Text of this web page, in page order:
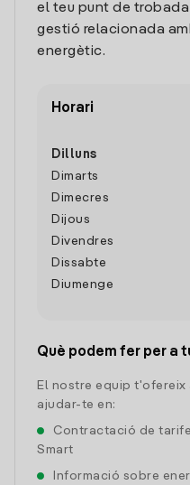
el teu punt de
gestió relacionada
energètic.
Horari
Dilluns
Dimarts
Dimecres
Dijous
Divendres
Dissabte
Diumenge
Què podem fer per a
El nostre equip
ajudar-te en:
Contractació de
Smart
Informació sobre